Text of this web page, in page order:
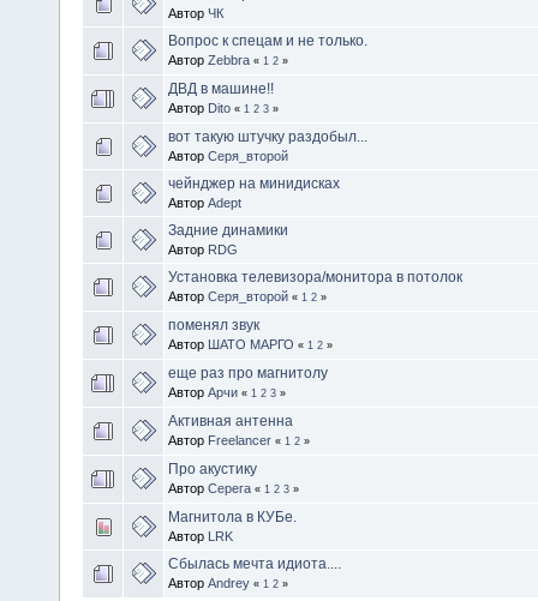
Автор ЧК
Вопрос к спецам и не только.
Автор Zebbra « 1 2 »
ДВД в машине!!
Автор Dito « 1 2 3 »
вот такую штучку раздобыл...
Автор Серя_второй
чейнджер на минидисках
Автор Adept
Задние динамики
Автор RDG
Установка телевизора/монитора в потолок
Автор Серя_второй « 1 2 »
поменял звук
Автор ШАТО МАРГО « 1 2 »
еще раз про магнитолу
Автор Арчи « 1 2 3 »
Активная антенна
Автор Freelancer « 1 2 »
Про акустику
Автор Серега « 1 2 3 »
Магнитола в КУБе.
Автор LRK
Сбылась мечта идиота....
Автор Andrey « 1 2 »